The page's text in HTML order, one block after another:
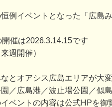
例イベントとなった「広島み
催は2026.3.14.15です
週開催）
とオアシス広島エリアが大
園／広島港／波止場公園／似
ベントの内容は公式HPを御